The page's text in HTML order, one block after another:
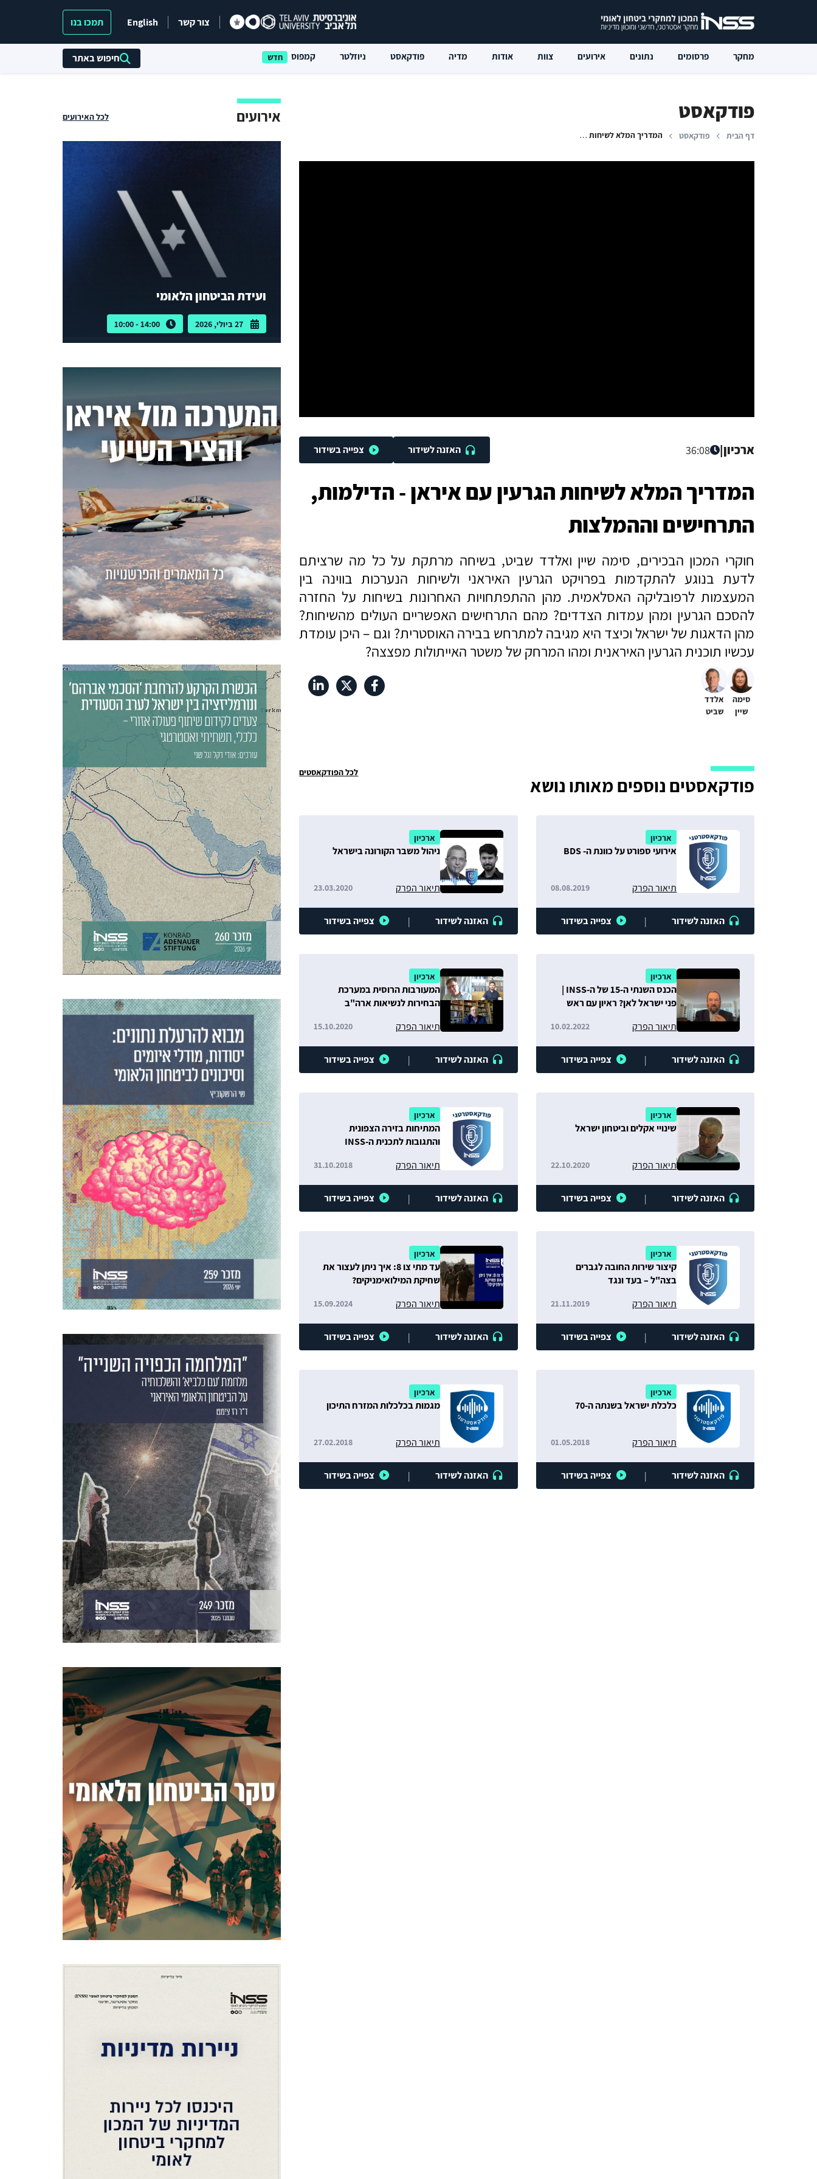
צור קשר English תמכו בנו
מחקר פרסומים נתונים אירועים צוות אודות מדיה פודקאסט ניוזלטר קמפוס חיפוש באתר
פודקאסט
דף הבית פודקאסט המדריך המלא לשיחות הגרעין עם איראן - הדילמות, התרחישים וההמלצות
ארכיון|
36:08 האזנה לשידור צפייה בשידור
המדריך המלא לשיחות הגרעין עם איראן - הדילמות,
התרחישים וההמלצות
חוקרי המכון הבכירים, סימה שיין ואלדד שביט, בשיחה מרתקת על כל מה שרציתם
לדעת בנוגע להתקדמות בפרויקט הגרעין האיראני ולשיחות הנערכות בווינה בין
המעצמות לרפובליקה האסלאמית. מהן ההתפתחויות האחרונות בשיחות על החזרה
להסכם הגרעין ומהן עמדות הצדדים? מהם התרחישים האפשריים העולים מהשיחות?
מהן הדאגות של ישראל וכיצד היא מגיבה למתרחש בבירה האוסטרית? וגם – היכן עומדת
עכשיו תוכנית הגרעין האיראנית ומהו המרחק של משטר האייתולות מפצצה?
סימה
שיין
אלדד
שביט
פודקאסטים נוספים מאותו נושא
לכל הפודקאסטים
ארכיון
אירועי ספורט על כוונת ה- BDS
תיאור הפרק 08.08.2019
האזנה לשידור | צפייה בשידור
ארכיון
ניהול משבר הקורונה בישראל
תיאור הפרק 23.03.2020
האזנה לשידור | צפייה בשידור
ארכיון
הכנס השנתי ה-15 של ה-INSS |
פני ישראל לאן? ראיון עם ראש
תיאור הפרק
10.02.2022
האזנה לשידור | צפייה בשידור
ארכיון
המעורבות הרוסית במערכת
הבחירות לנשיאות ארה"ב
תיאור הפרק
15.10.2020
האזנה לשידור | צפייה בשידור
ארכיון
שינויי אקלים וביטחון ישראל
תיאור הפרק 22.10.2020
האזנה לשידור | צפייה בשידור
ארכיון
המתיחות בזירה הצפונית
והתגובות לתכנית ה-INSS
תיאור הפרק
31.10.2018
האזנה לשידור | צפייה בשידור
ארכיון
קיצור שירות החובה לגברים
בצה"ל – בעד ונגד
תיאור הפרק
21.11.2019
האזנה לשידור | צפייה בשידור
ארכיון
עד מתי צו 8: איך ניתן לעצור את
שחיקת המילואימניקים?
תיאור הפרק
15.09.2024
האזנה לשידור | צפייה בשידור
ארכיון
כלכלת ישראל בשנתה ה-70
תיאור הפרק 01.05.2018
האזנה לשידור | צפייה בשידור
ארכיון
מגמות בכלכלות המזרח התיכון
תיאור הפרק 27.02.2018
האזנה לשידור | צפייה בשידור
אירועים לכל האירועים
ועידת הביטחון הלאומי
27 ביולי, 2026 14:00 - 10:00